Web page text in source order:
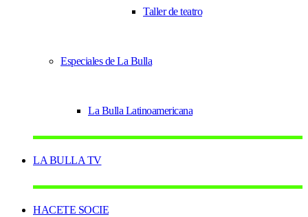
Taller de teatro
Especiales de La Bulla
La Bulla Latinoamericana
LA BULLA TV
HACETE SOCIE